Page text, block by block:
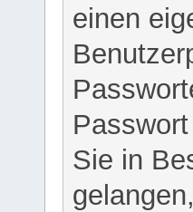
einen
Sie in